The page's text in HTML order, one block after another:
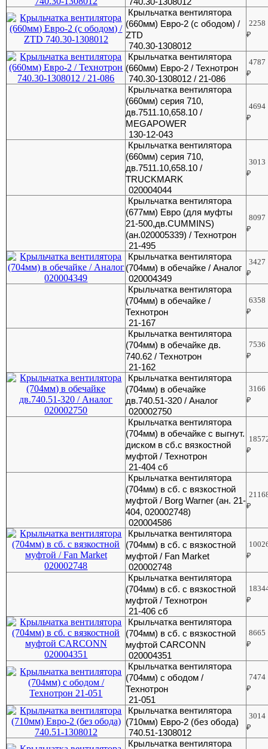
Крыльчатка вентилятора
(660мм) Евро-2 (с ободом) /
ZTD
740.30-1308012
2258
₽
Крыльчатка вентилятора
(660мм) Евро-2 / Технотрон
740.30-1308012 / 21-086
4787
₽
Крыльчатка вентилятора
(660мм) серия 710,
дв.7511.10,658.10 /
MEGAPOWER
130-12-043
4694
₽
Крыльчатка вентилятора
(660мм) серия 710,
дв.7511.10,658.10 /
TRUCKMARK
020004044
3013
₽
Крыльчатка вентилятора
(677мм) Евро (для муфты
21-500,дв.CUMMINS)
(ан.020005339) / Технотрон
21-495
8097
₽
Крыльчатка вентилятора
(704мм) в обечайке / Аналог
020004349
3427
₽
Крыльчатка вентилятора
(704мм) в обечайке /
Технотрон
21-167
6358
₽
Крыльчатка вентилятора
(704мм) в обечайке дв.
740.62 / Технотрон
21-162
7536
₽
Крыльчатка вентилятора
(704мм) в обечайке
дв.740.51-320 / Аналог
020002750
3166
₽
Крыльчатка вентилятора
(704мм) в обечайке с выгнут.
диском в сб.с вязкостной
муфтой / Технотрон
21-404 сб
₽
Крыльчатка вентилятора
(704мм) в сб. с вязкостной
муфтой / Borg Warner (ан. 21-
404, 020002748)
020004586
₽
Крыльчатка вентилятора
(704мм) в сб. с вязкостной
муфтой / Fan Market
020002748
₽
Крыльчатка вентилятора
(704мм) в сб. с вязкостной
муфтой / Технотрон
21-406 сб
₽
Крыльчатка вентилятора
(704мм) в сб. с вязкостной
муфтой CARCONN
020004351
8665
₽
Крыльчатка вентилятора
(704мм) с ободом /
Технотрон
21-051
7474
₽
Крыльчатка вентилятора
(710мм) Евро-2 (без обода)
740.51-1308012
3014
₽
Крыльчатка вентилятора